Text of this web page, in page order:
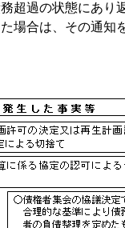
超過の状態にあり
場合は、その通知